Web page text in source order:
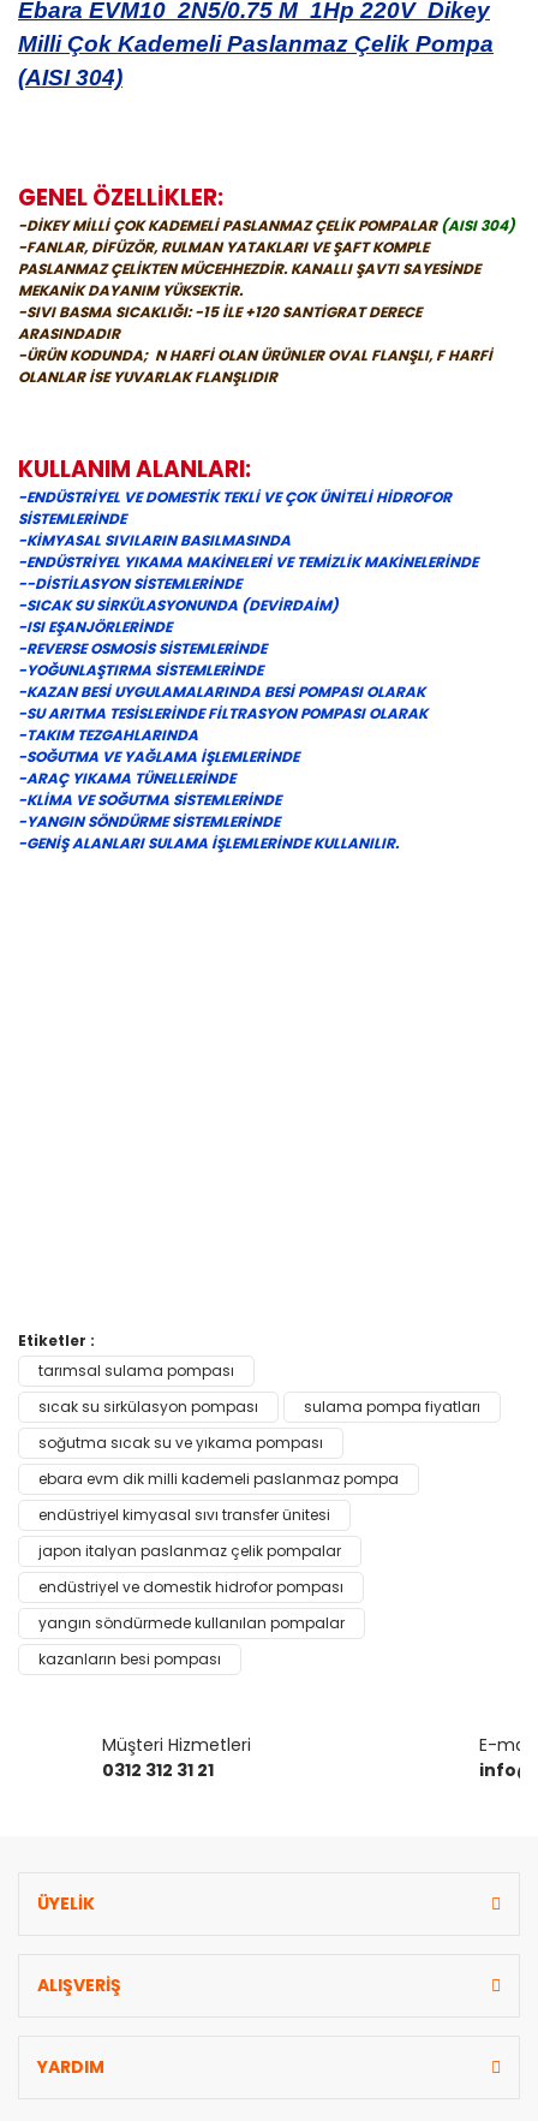
Ebara EVM10 2N5/0.75 M 1Hp 220V Dikey
Milli Çok Kademeli Paslanmaz Çelik Pompa
(AISI 304)
GENEL ÖZELLİKLER:
-DİKEY MİLLİ ÇOK KADEMELİ PASLANMAZ ÇELİK POMPALAR(AISI 304)
-FANLAR, DİFÜZÖR, RULMAN YATAKLARI VE ŞAFT KOMPLE
PASLANMAZ ÇELİKTEN MÜCEHHEZDİR. KANALLI ŞAVTI SAYESİNDE
MEKANİK DAYANIM YÜKSEKTİR.
-SIVI BASMA SICAKLIĞI: -15 İLE +120 SANTİGRAT DERECE
ARASINDADIR
-ÜRÜN KODUNDA; N HARFİ OLAN ÜRÜNLER OVAL FLANŞLI, F HARFİ
OLANLAR İSE YUVARLAK FLANŞLIDIR
KULLANIM ALANLARI:
-ENDÜSTRİYEL VE DOMESTİK TEKLİ VE ÇOK ÜNİTELİ HİDROFOR
SİSTEMLERİNDE
-KİMYASAL SIVILARIN BASILMASINDA
-ENDÜSTRİYEL YIKAMA MAKİNELERİ VE TEMİZLİK MAKİNELERİNDE
--DİSTİLASYON SİSTEMLERİNDE
-SICAK SU SİRKÜLASYONUNDA (DEVİRDAİM)
-ISI EŞANJÖRLERİNDE
-REVERSE OSMOSİS SİSTEMLERİNDE
-YOĞUNLAŞTIRMA SİSTEMLERİNDE
-KAZAN BESİ UYGULAMALARINDA BESİ POMPASI OLARAK
-SU ARITMA TESİSLERİNDE FİLTRASYON POMPASI OLARAK
-TAKIM TEZGAHLARINDA
-SOĞUTMA VE YAĞLAMA İŞLEMLERİNDE
-ARAÇ YIKAMA TÜNELLERİNDE
-KLİMA VE SOĞUTMA SİSTEMLERİNDE
-YANGIN SÖNDÜRME SİSTEMLERİNDE
-GENİŞ ALANLARI SULAMA İŞLEMLERİNDE KULLANILIR.
Bu ürüne ilk yorumu siz yapın!
Yorum Yaz
Bu ürünün fiyat bilgisi, resim, ürün açıklamalarında ve diğer
konularda yetersiz gördüğünüz noktaları öneri formunu
kullanarak tarafımıza iletebilirsiniz.
Görüş ve önerileriniz için teşekkür ederiz.
Ürün resmi kalitesiz, bozuk veya görüntülenemiyor.
Ürün açıklamasında eksik bilgiler bulunuyor.
Ürün bilgilerinde hatalar bulunuyor.
Ürün fiyatı diğer sitelerden daha pahalı.
Bu ürüne benzer farklı alternatifler olmalı.
Etiketler :
tarımsal sulama pompası
sıcak su sirkülasyon pompası
sulama pompa fiyatları
soğutma sıcak su ve yıkama pompası
ebara evm dik milli kademeli paslanmaz pompa
endüstriyel kimyasal sıvı transfer ünitesi
japon italyan paslanmaz çelik pompalar
endüstriyel ve domestik hidrofor pompası
yangın söndürmede kullanılan pompalar
kazanların besi pompası
Müşteri Hizmetleri
0312 312 31 21
E-mail
ÜYELİK
ALIŞVERİŞ
YARDIM